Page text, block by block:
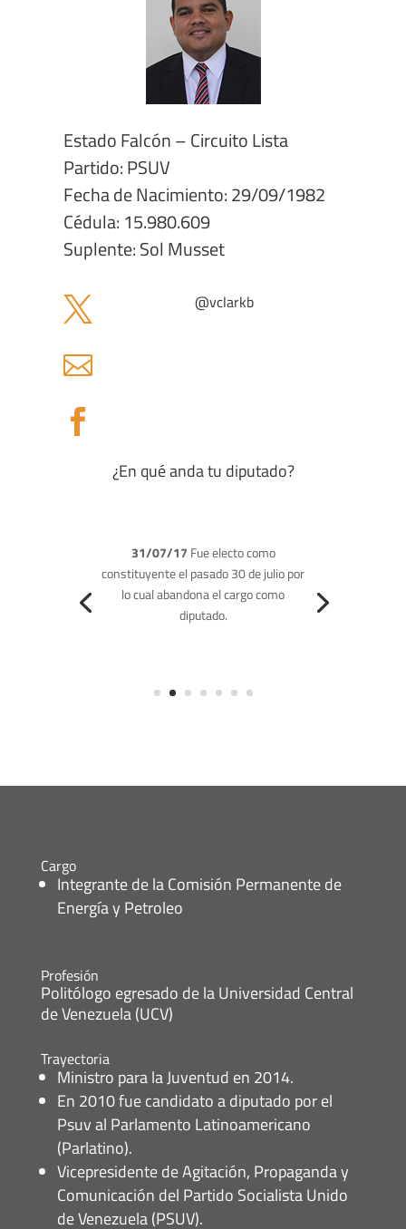
Estado Falcón – Circuito Lista
Partido: PSUV
Fecha de Nacimiento: 29/09/1982
Cédula: 15.980.609
Suplente: Sol Musset
 @vclarkb


¿En qué anda tu diputado?
(21/03/17)
Rechazó la aprobación del
acuerdo impulsado por la Cámara para
respaldar la activación de la Carta
Cargo
Integrante de la Comisión Permanente de
Energía y Petroleo
Profesión
Politólogo egresado de la Universidad Central
de Venezuela (UCV)
Trayectoria
Ministro para la Juventud en 2014.
En 2010 fue candidato a diputado por el
Psuv al Parlamento Latinoamericano
(Parlatino).
Vicepresidente de Agitación, Propaganda y
Comunicación del Partido Socialista Unido
de Venezuela (PSUV).